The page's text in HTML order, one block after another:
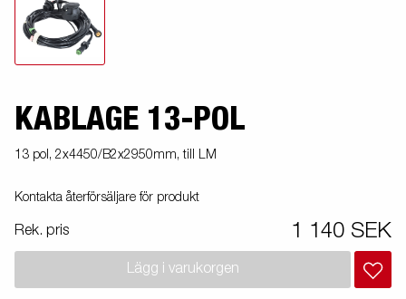
KABLAGE 13-POL
13 pol, 2x4450/B2x2950mm, till LM
Kontakta återförsäljare för produkt
Rek. pris 1 140 SEK
Lägg i varukorgen